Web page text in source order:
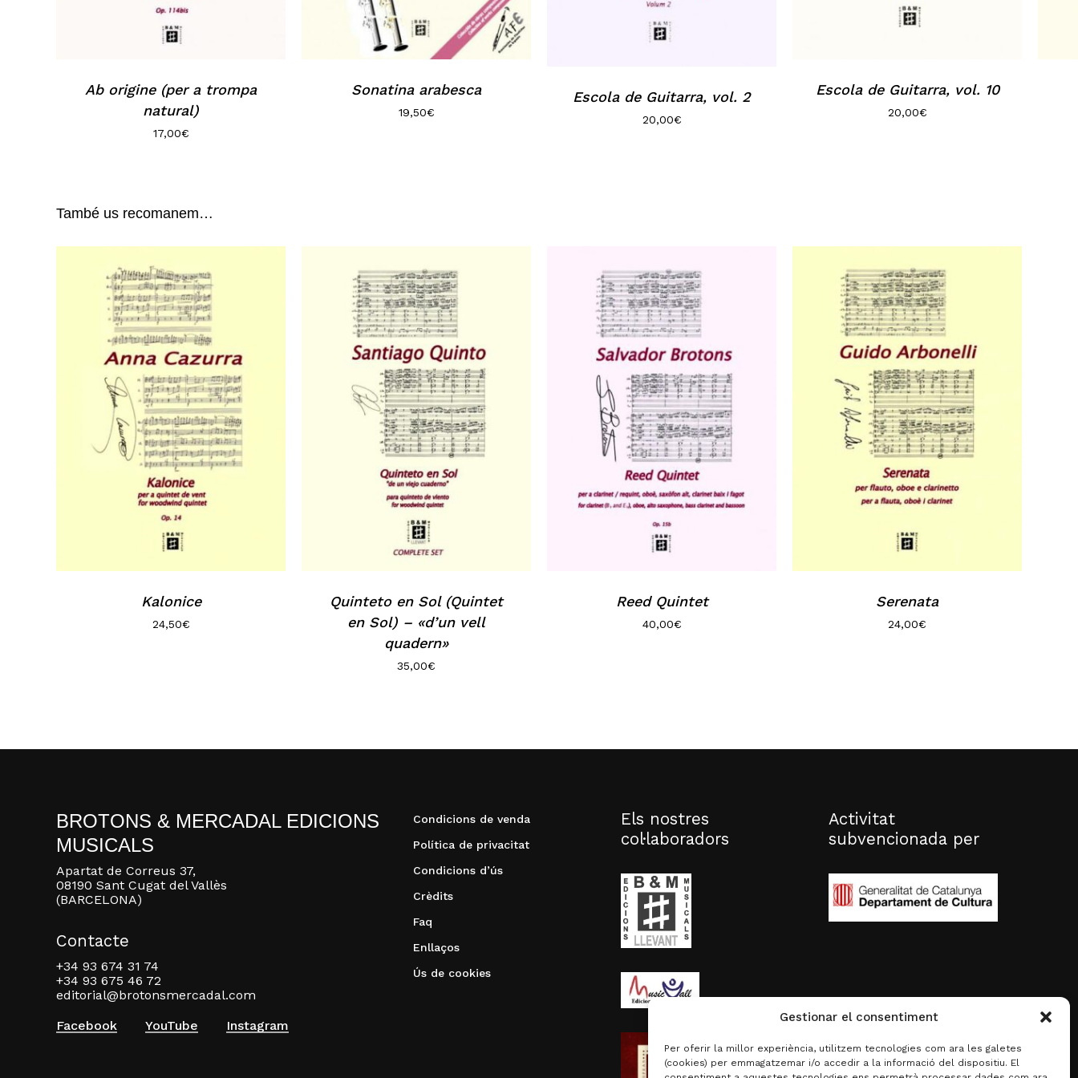
Gestionar el consentiment
Per oferir la millor experiència, utilitzem tecnologies com ara les galetes
(cookies) per emmagatzemar i/o accedir a la informació del dispositiu. El
Ab origine (per a trompa
natural)
17,00€
Sonatina arabesca
19,50€
Escola de Guitarra, vol. 2
20,00€
Escola de Guitarra, vol. 10
20,00€
També us recomanem…
Kalonice
24,50€
Quinteto en Sol (Quintet
en Sol) – «d’un vell
quadern»
35,00€
Reed Quintet
40,00€
Serenata
24,00€
BROTONS & MERCADAL EDICIONS
MUSICALS
Apartat de Correus 37,
08190 Sant Cugat del Vallès
(BARCELONA)
Contacte
+34 93 674 31 74
+34 93 675 46 72
editorial@brotonsmercadal.com
Facebook
YouTube Instagram
Condicions de venda
Política de privacitat
Condicions d’ús
Crèdits
Faq
Enllaços
Ús de cookies
Els nostres
col·laboradors
Activitat
subvencionada per